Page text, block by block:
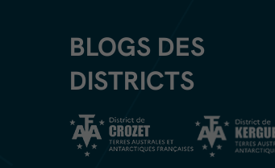
BLOGS DES
DISTRICTS